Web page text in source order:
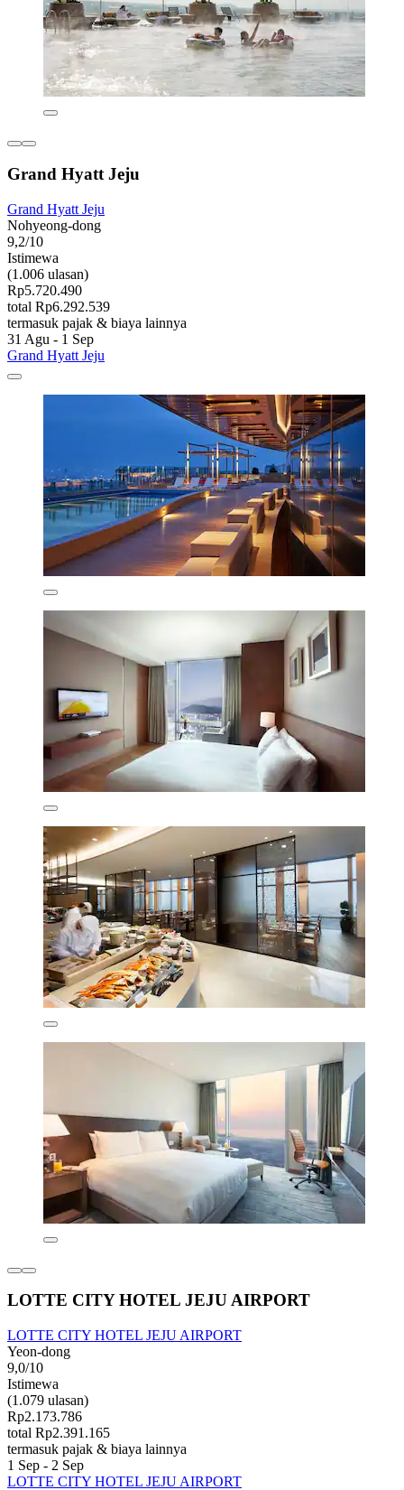
Grand Hyatt Jeju
Grand Hyatt Jeju
Nohyeong-dong
9,2/10
Istimewa
(1.006 ulasan)
Rp5.720.490
total Rp6.292.539
termasuk pajak & biaya lainnya
31 Agu - 1 Sep
Grand Hyatt Jeju
LOTTE CITY HOTEL JEJU AIRPORT
LOTTE CITY HOTEL JEJU AIRPORT
Yeon-dong
9,0/10
Istimewa
(1.079 ulasan)
Rp2.173.786
total Rp2.391.165
termasuk pajak & biaya lainnya
1 Sep - 2 Sep
LOTTE CITY HOTEL JEJU AIRPORT